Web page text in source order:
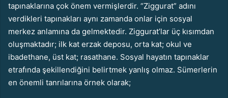
tapınaklarına çok önem vermişlerdir. “Ziggurat” adını
verdikleri tapınakları aynı zamanda onlar için sosyal
merkez anlamına da gelmektedir. Ziggurat’lar üç kısımdan
oluşmaktadır; ilk kat erzak deposu, orta kat; okul ve
ibadethane, üst kat; rasathane. Sosyal hayatın tapınaklar
etrafında şekillendiğini belirtmek yanlış olmaz. Sümerlerin
en önemli tanrılarına örnek olarak;